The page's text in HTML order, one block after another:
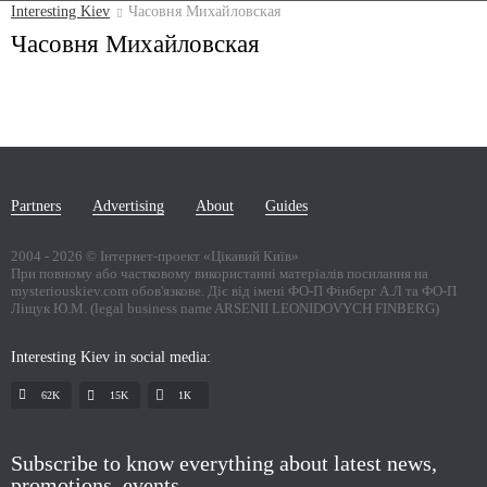
Interesting Kiev Часовня Михайловская
Часовня Михайловская
Partners Advertising About Guides
2004 - 2026 © Інтернет-проект «Цікавий Київ»
При повному або частковому використанні матеріалів посилання на
mysteriouskiev.com обов'язкове. Діє від імені ФО-П Фінберг А.Л та ФО-П
Ліщук Ю.М. (legal business name ARSENII LEONIDOVYCH FINBERG)
Interesting Kiev in social media:
62K 15K 1К
Subscribe to know everything about latest news,